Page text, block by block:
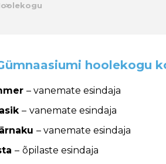
hoolekogu
– vanemate esindaja
– vanemate esindaja
– vanemate esindaja
– õpilaste esindaja